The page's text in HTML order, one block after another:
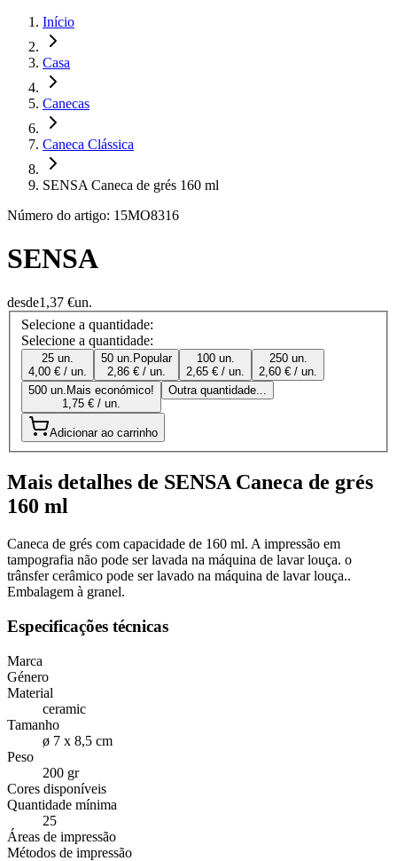
Início
Casa
Canecas
Caneca Clássica
SENSA Caneca de grés 160 ml
Número do artigo: 15MO8316
SENSA
desde1,37 €un.
Selecione a quantidade:
Selecione a quantidade:
25 un.
4,00 € / un.
50 un. Popular
2,86 € / un.
100 un.
2,65 € / un.
250 un.
2,60 € / un.
500 un. Mais económico!
1,75 € / un.
Outra quantidade...
Adicionar ao carrinho
Mais detalhes de SENSA Caneca de grés
160 ml
Caneca de grés com capacidade de 160 ml. A impressão em
tampografia não pode ser lavada na máquina de lavar louça. o
trânsfer cerâmico pode ser lavado na máquina de lavar louça..
Embalagem à granel.
Especificações técnicas
Marca
Género
Material
ceramic
Tamanho
ø 7 x 8,5 cm
Peso
200 gr
Cores disponíveis
Quantidade mínima
25
Áreas de impressão
Métodos de impressão